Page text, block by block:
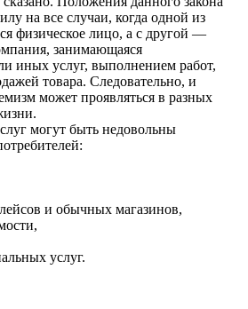
на все случаи, когда одной из
физическое лицо, а с другой —
занимающаяся
иных услуг, выполнением работ,
товара. Следовательно, и
может проявляться в разных
могут быть недовольны
и обычных магазинов,
услуг.